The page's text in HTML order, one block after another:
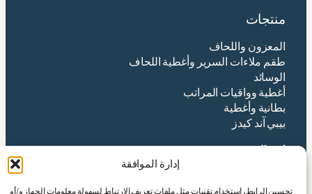
إدارة الموافقة
تحسين الرابط، استخدام تقنيات مثل ملفات تعريف الارتباط لسهولة معلومات الجهاز و/أو
منتجات
المعزون واللحاف
طقم ملاءات السرير وأغطية اللحاف
الوسائد
أغطية وواقيات المراتب
بطانية وأغطية
بيبي آند كيدز
اتصال